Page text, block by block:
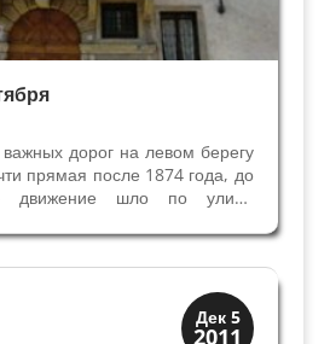
дорог на левом берегу
прямая после 1874 года, до
движение шло по улице
увековечить день
Рима столицей Италии.
Дек 5
2011